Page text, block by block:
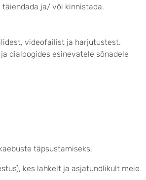
ja/ või kinnistada.
videofailist ja harjutustest.
dialoogides esinevatele sõnadele
täpsustamiseks.
kes lahkelt ja asjatundlikult meie